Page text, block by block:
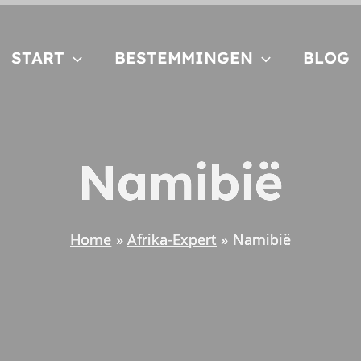
START BESTEMMINGEN BLOG
Namibië
Home Afrika-Expert Namibië